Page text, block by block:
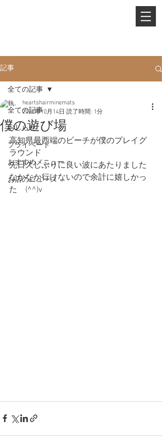
記事
全ての記事
おしらせ
プライベート
おすすめメニュー
お店のニュース
全ての記事
僕の遊び場
heartshairminemats
2022年10月14日 読了時間: 1分
高知県最西端のビーチが僕のプレイグ
ラウンド
先日久しぶりに良い波にあたりました
なかなか行けないので余計に嬉しかっ
た　(^^)v